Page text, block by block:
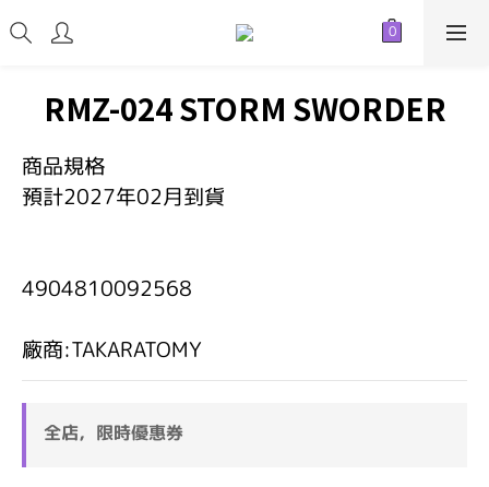
RMZ-024 STORM SWORDER
商品規格
預計2027年02月到貨
4904810092568
廠商:TAKARATOMY
全店，限時優惠券